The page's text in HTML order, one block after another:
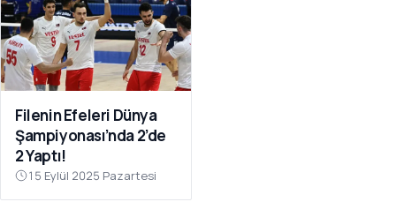
Filenin Efeleri Dünya
Şampiyonası’nda 2’de
2 Yaptı!
15 Eylül 2025 Pazartesi